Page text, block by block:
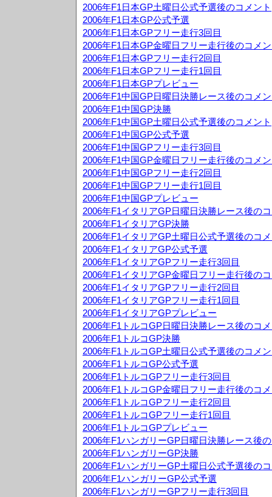
2006年F1日本GP土曜日公式予選後のコメント
2006年F1日本GP公式予選
2006年F1日本GPフリー走行3回目
2006年F1日本GP金曜日フリー走行後のコメ
2006年F1日本GPフリー走行2回目
2006年F1日本GPフリー走行1回目
2006年F1日本GPプレビュー
2006年F1中国GP日曜日決勝レース後のコメ
2006年F1中国GP決勝
2006年F1中国GP土曜日公式予選後のコメント
2006年F1中国GP公式予選
2006年F1中国GPフリー走行3回目
2006年F1中国GP金曜日フリー走行後のコメ
2006年F1中国GPフリー走行2回目
2006年F1中国GPフリー走行1回目
2006年F1中国GPプレビュー
2006年F1イタリアGP日曜日決勝レース後の
2006年F1イタリアGP決勝
2006年F1イタリアGP土曜日公式予選後のコ
2006年F1イタリアGP公式予選
2006年F1イタリアGPフリー走行3回目
2006年F1イタリアGP金曜日フリー走行後の
2006年F1イタリアGPフリー走行2回目
2006年F1イタリアGPフリー走行1回目
2006年F1イタリアGPプレビュー
2006年F1トルコGP日曜日決勝レース後のコ
2006年F1トルコGP決勝
2006年F1トルコGP土曜日公式予選後のコメ
2006年F1トルコGP公式予選
2006年F1トルコGPフリー走行3回目
2006年F1トルコGP金曜日フリー走行後のコ
2006年F1トルコGPフリー走行2回目
2006年F1トルコGPフリー走行1回目
2006年F1トルコGPプレビュー
2006年F1ハンガリーGP日曜日決勝レース後
2006年F1ハンガリーGP決勝
2006年F1ハンガリーGP土曜日公式予選後の
2006年F1ハンガリーGP公式予選
2006年F1ハンガリーGPフリー走行3回目